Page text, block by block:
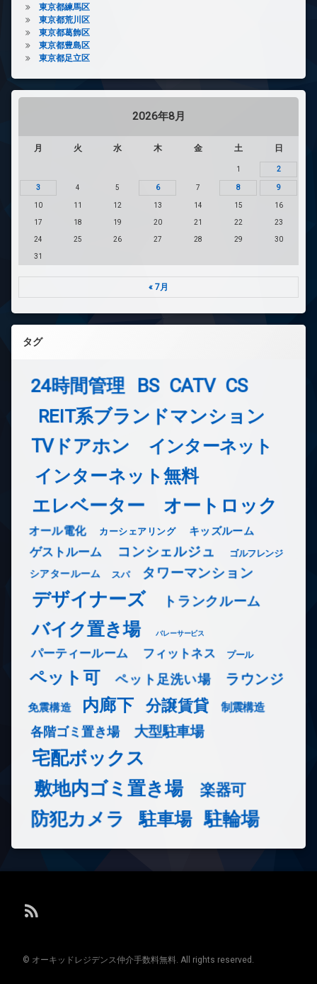
東京都練馬区
東京都荒川区
東京都葛飾区
東京都豊島区
東京都足立区
2026年8月
月 火 水 木 金 土 日
1 2
3 4 5 6 7 8 9
10 11 12 13 14 15 16
17 18 19 20 21 22 23
24 25 26 27 28 29 30
31
« 7月
タグ
24時間管理 BS CATV CS
REIT系ブランドマンション
TVドアホン インターネット
インターネット無料
エレベーター オートロック
オール電化 カーシェアリング キッズルーム
ゲストルーム コンシェルジュ ゴルフレンジ
シアタールーム スパ タワーマンション
デザイナーズ トランクルーム
バイク置き場 バレーサービス
パーティールーム フィットネス プール
ペット可 ペット足洗い場 ラウンジ
免震構造 内廊下 分譲賃貸 制震構造
各階ゴミ置き場 大型駐車場
宅配ボックス
敷地内ゴミ置き場
楽器可
防犯カメラ 駐車場 駐輪場
RSS
© オーキッドレジデンス仲介手数料無料. All rights reserved.